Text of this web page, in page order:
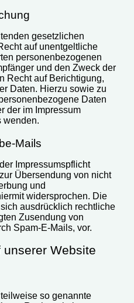
gesetzlichen
auf unentgeltliche
personenbezogenen
und den Zweck der
Recht auf Berichtigung,
Daten. Hierzu sowie zu
Daten
der im Impressum
wenden.
Mails
Impressumspflicht
Übersendung von nicht
und
widersprochen. Die
ausdrücklich rechtliche
Zusendung von
Spam-E-Mails, vor.
Website
so genannte